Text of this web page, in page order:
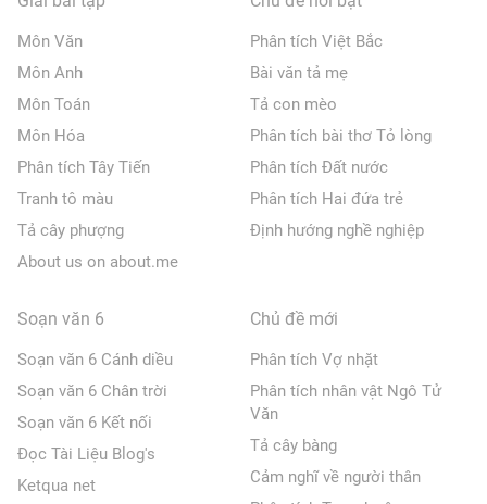
Môn Văn
Môn Anh
Môn Toán
Môn Hóa
Phân tích Tây Tiến
Tranh tô màu
Tả cây phượng
About us on about.me
Phân tích Việt Bắc
Bài văn tả mẹ
Tả con mèo
Phân tích bài thơ Tỏ lòng
Phân tích Đất nước
Phân tích Hai đứa trẻ
Định hướng nghề nghiệp
Soạn văn 6
Soạn văn 6 Cánh diều
Soạn văn 6 Chân trời
Soạn văn 6 Kết nối
Đọc Tài Liệu Blog's
Ketqua net
Chủ đề mới
Phân tích Vợ nhặt
Phân tích nhân vật Ngô Tử
Văn
Tả cây bàng
Cảm nghĩ về người thân